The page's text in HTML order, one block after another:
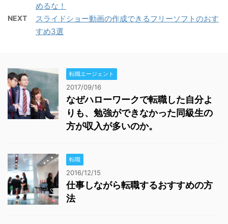
めるな！
NEXT
スライドショー動画の作成できるフリーソフトのおす
すめ3選
転職エージェント
2017/09/16
なぜハローワークで転職した自分よ
りも、勉強ができなかった同級生の
方が収入が多いのか。
転職
2016/12/15
仕事しながら転職するおすすめの方
法